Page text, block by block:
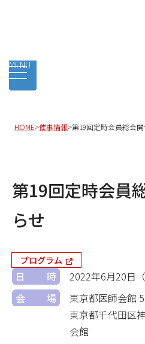
HOME>催事情報>第19回定時会員総会開
第19回定時会員
らせ
プログラム
日時 2022年6月20日（
会場
東京都医師会館
東京都千代田区
会館